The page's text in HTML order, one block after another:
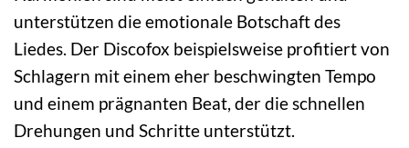
unterstützen die emotionale Botschaft des
Liedes. Der Discofox beispielsweise profitiert von
Schlagern mit einem eher beschwingten Tempo
und einem prägnanten Beat, der die schnellen
Drehungen und Schritte unterstützt.